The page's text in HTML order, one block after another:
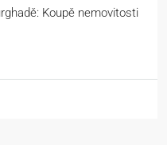
Koupě nemovitosti